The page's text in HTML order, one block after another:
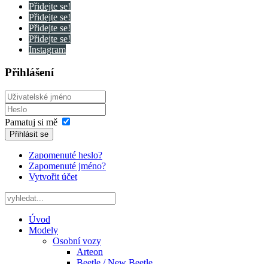
Přidejte se!
Přidejte se!
Přidejte se!
Přidejte se!
Instagram
Přihlášení
Pamatuj si mě
Přihlásit se
Zapomenuté heslo?
Zapomenuté jméno?
Vytvořit účet
Úvod
Modely
Osobní vozy
Arteon